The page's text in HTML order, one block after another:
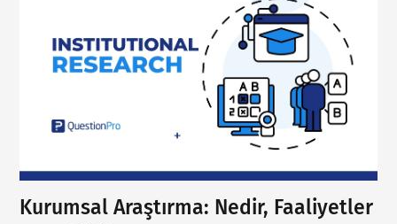
Kurumsal Araştırma: Nedir, Faaliyetler